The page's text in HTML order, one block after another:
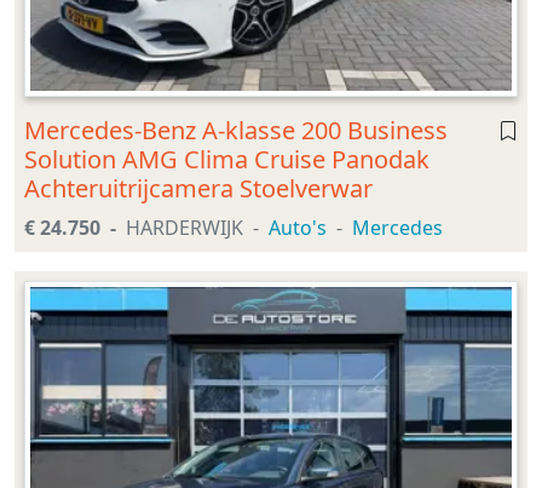
Mercedes-Benz A-klasse 200 Business
Solution AMG Clima Cruise Panodak
Achteruitrijcamera Stoelverwar
€ 24.750 HARDERWIJK Auto's Mercedes